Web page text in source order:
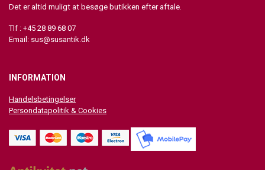
Det er altid muligt at besøge butikken efter aftale.
Tlf : +45 28 89 68 07
Email: sus@susantik.dk
INFORMATION
Handelsbetingelser
Persondatapolitik & Cookies